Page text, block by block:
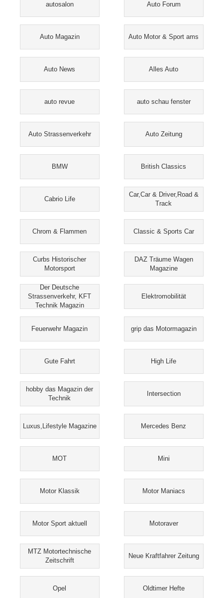
autosalon Auto Forum
Auto Magazin Auto Motor & Sport ams
Auto News Alles Auto
auto revue auto schau fenster
Auto Strassenverkehr Auto Zeitung
BMW British Classics
Cabrio Life
Car,Car & Driver,Road &
Track
Chrom & Flammen Classic & Sports Car
Curbs Historischer
Motorsport
DAZ Träume Wagen
Magazine
Der Deutsche
Strassenverkehr, KFT
Technik Magazin
Elektromobilität
Feuerwehr Magazin grip das Motormagazin
Gute Fahrt High Life
hobby das Magazin der
Technik
Intersection
Luxus,Lifestyle Magazine Mercedes Benz
MOT Mini
Motor Klassik Motor Maniacs
Motor Sport aktuell Motoraver
MTZ Motortechnische
Zeitschrift
Neue Kraftfahrer Zeitung
Opel Oldtimer Hefte